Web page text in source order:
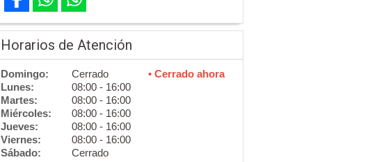
Horarios de Atención
Domingo: Cerrado
• Cerrado ahora
Lunes:
08:00 - 16:00
Martes:
08:00 - 16:00
Miércoles:
08:00 - 16:00
Jueves:
08:00 - 16:00
Viernes:
08:00 - 16:00
Sábado:
Cerrado